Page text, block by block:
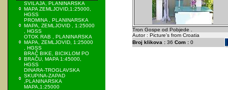
SVILAJA, PLANINARSKA
MAPA ZEMLJOVID,1:25000,
HGSS
PROMINA , PLANINARSKA
MAPA, ZEMLJOVID , 1:25000
, HGSS
OTOK RAB , PLANINARSKA
MAPA, ZEMLJOVID, 1:25000
, HGSS
BRAČ BIKE, BICIKLOM PO
BRAČU, MAPA 1:45000,
HGSS
DINARA-TROGLAVSKA
SKUPINA-ZAPAD
,PLANINARSKA
MAPA,1:25000
Tron Gospe od Pobjede .
Autor : Picture's from Croatia
Broj klikova :36 Com :0